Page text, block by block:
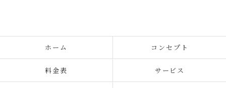
ホーム コンセプト
料金表 サービス